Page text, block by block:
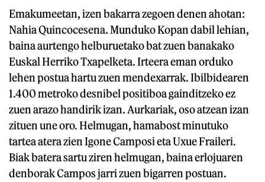
Emakumeetan, izen bakarra zegoen denen ahotan:
Nahia Quincocesena. Munduko Kopan dabil lehian,
baina aurtengo helburuetako bat zuen banakako
Euskal Herriko Txapelketa. Irteera eman orduko
lehen postua hartu zuen mendexarrak. Ibilbidearen
1.400 metroko desnibel positiboa gainditzeko ez
zuen arazo handirik izan. Aurkariak, oso atzean izan
zituen une oro. Helmugan, hamabost minutuko
tartea atera zien Igone Camposi eta Uxue Fraileri.
Biak batera sartu ziren helmugan, baina erlojuaren
denborak Campos jarri zuen bigarren postuan.